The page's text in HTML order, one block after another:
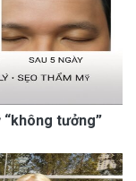
“không tưởng”